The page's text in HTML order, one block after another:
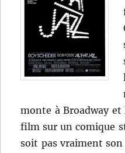
monte à Broadway
film sur un comique
soit pas vraiment